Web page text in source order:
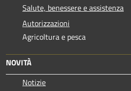
Salute, benessere e assistenza
Autorizzazioni
Agricoltura e pesca
NOVITÀ
Notizie